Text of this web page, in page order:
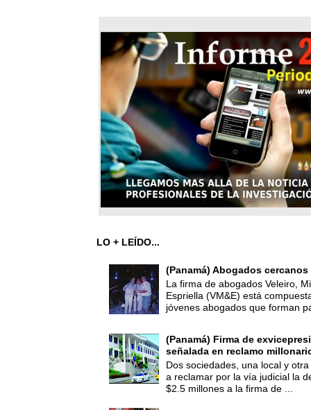
LO + LEÍDO...
(Panamá) Abogados
La firma de abogados Veleiro,
Espriella (VM&E) está
jóvenes abogados que forman
(Panamá) Firma de
señalada en reclamo
Dos sociedades, una local y
a reclamar por la vía judicial la
$2.5 millones a la firma de ...